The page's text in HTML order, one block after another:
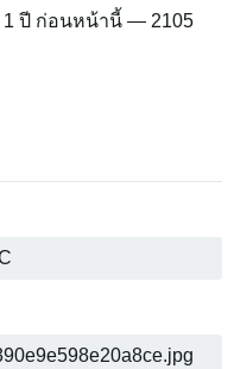
1 ปี ก่อนหน้านี้ — 2105